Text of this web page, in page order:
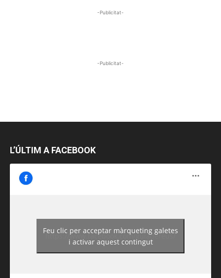
-Publicitat-
-Publicitat-
L’ÚLTIM A FACEBOOK
https://www.facebook.com/guiadereus/
Feu clic per acceptar màrqueting galetes
i activar aquest contingut